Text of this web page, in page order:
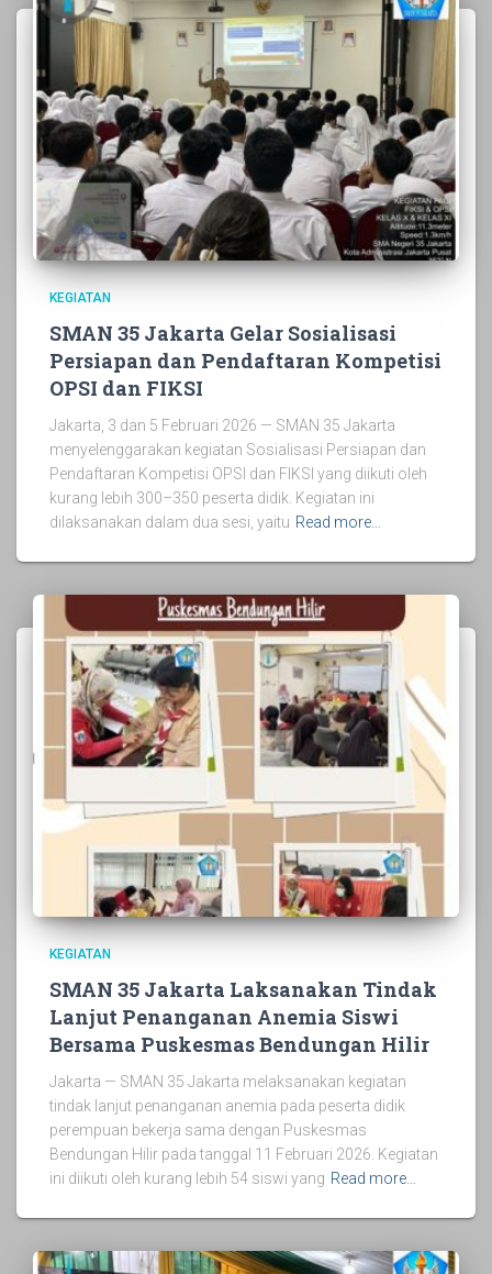
KEGIATAN
SMAN 35 Jakarta Gelar Sosialisasi
Persiapan dan Pendaftaran Kompetisi
OPSI dan FIKSI
Jakarta, 3 dan 5 Februari 2026 — SMAN 35 Jakarta
menyelenggarakan kegiatan Sosialisasi Persiapan dan
Pendaftaran Kompetisi OPSI dan FIKSI yang diikuti oleh
kurang lebih 300–350 peserta didik. Kegiatan ini
dilaksanakan dalam dua sesi, yaitu Read more…
KEGIATAN
SMAN 35 Jakarta Laksanakan Tindak
Lanjut Penanganan Anemia Siswi
Bersama Puskesmas Bendungan Hilir
Jakarta — SMAN 35 Jakarta melaksanakan kegiatan
tindak lanjut penanganan anemia pada peserta didik
perempuan bekerja sama dengan Puskesmas
Bendungan Hilir pada tanggal 11 Februari 2026. Kegiatan
ini diikuti oleh kurang lebih 54 siswi yang Read more…